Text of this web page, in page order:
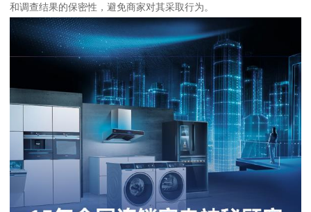
和调查结果的保密性，避免商家对其采取行为。